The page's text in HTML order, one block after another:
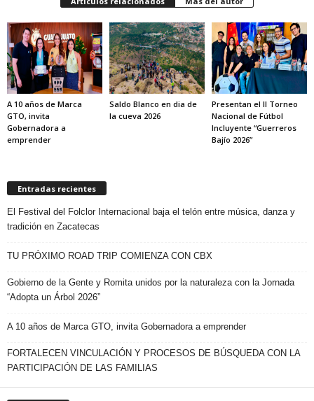
A 10 años de Marca
GTO, invita
Gobernadora a
emprender
Saldo Blanco en dia de
la cueva 2026
Presentan el II Torneo
Nacional de Fútbol
Incluyente “Guerreros
Bajío 2026”
Entradas recientes
El Festival del Folclor Internacional baja el telón entre música, danza y
tradición en Zacatecas
TU PRÓXIMO ROAD TRIP COMIENZA CON CBX
Gobierno de la Gente y Romita unidos por la naturaleza con la Jornada
“Adopta un Árbol 2026”
A 10 años de Marca GTO, invita Gobernadora a emprender
FORTALECEN VINCULACIÓN Y PROCESOS DE BÚSQUEDA CON LA
PARTICIPACIÓN DE LAS FAMILIAS